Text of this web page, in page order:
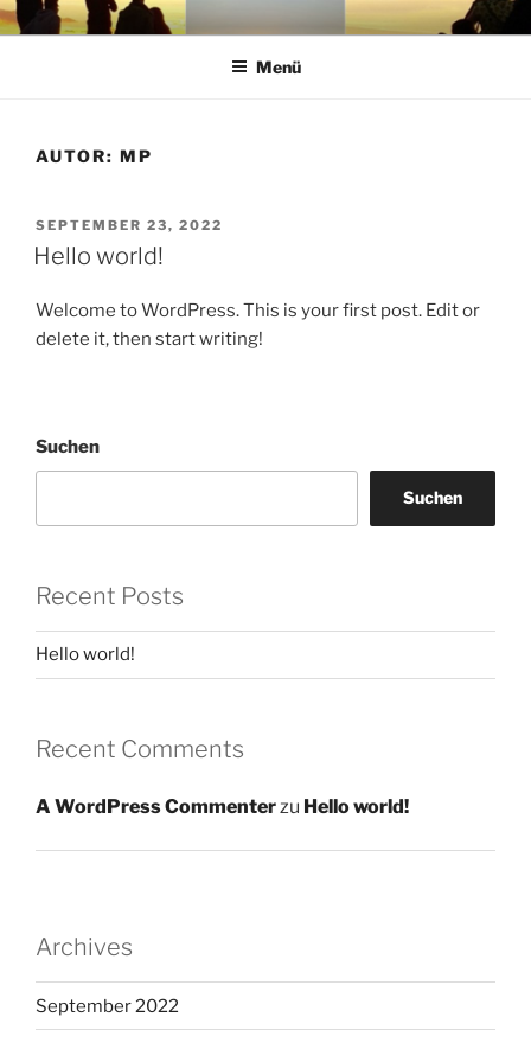
Zum
InhaltVON NEUEN FRÜCHTEN
… als Stream und Download sowie bei Bandcamp als limitierte CD-
Menü
AUTOR: MP
VERÖFFENTLICHT
AM
SEPTEMBER 23, 2022
Hello world!
Welcome to WordPress. This is your first post. Edit or
delete it, then start writing!
Suchen
Suchen
Recent Posts
Hello world!
Recent Comments
A WordPress Commenterzu Hello world!
Archives
September 2022